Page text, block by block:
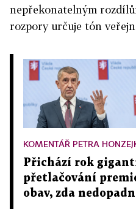
nepřekonatelným
rozpory určuje tón
KOMENTÁŘ PETRA
Přichází rok
přetlačování
obav, zda